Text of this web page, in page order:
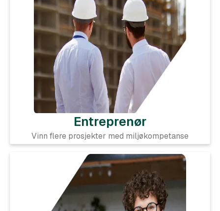
Entreprenør
Vinn flere prosjekter med miljøkompetanse